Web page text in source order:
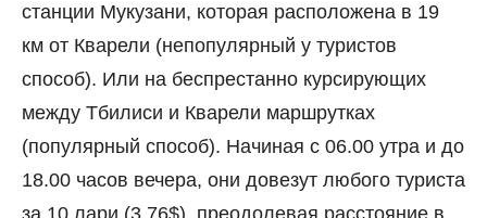
станции Мукузани, которая расположена в 19
км от Кварели (непопулярный у туристов
способ). Или на беспрестанно курсирующих
между Тбилиси и Кварели маршрутках
(популярный способ). Начиная с 06.00 утра и до
18.00 часов вечера, они довезут любого туриста
за 10 лари (3,76$), преодолевая расстояние в